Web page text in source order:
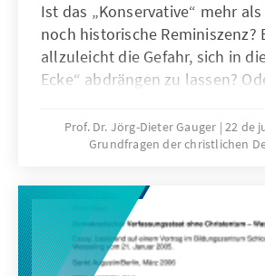
Ist das „Konservative“ mehr
noch historische Reminiszenz?
allzuleicht die Gefahr, sich in
Ecke“ abdrängen zu lassen?
nachdem sich „progressiv“ in
gesellschaftlichen Bereichen
hat? Folgende Überlegungen
Denkanstöße geben.
Prof. Dr. Jörg-Dieter Gauger 22 de
Grundfragen der christlichen